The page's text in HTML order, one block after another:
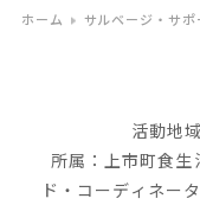
ホーム サルベージ・サポ
活動地
所属：上市町食
ド・コーディネー